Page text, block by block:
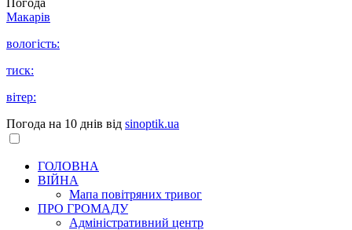
Погода
Макарів
вологість:
тиск:
вітер:
Погода на 10 днів від sinoptik.ua
ГОЛОВНА
ВІЙНА
Мапа повітряних тривог
ПРО ГРОМАДУ
Aдміністративний центр